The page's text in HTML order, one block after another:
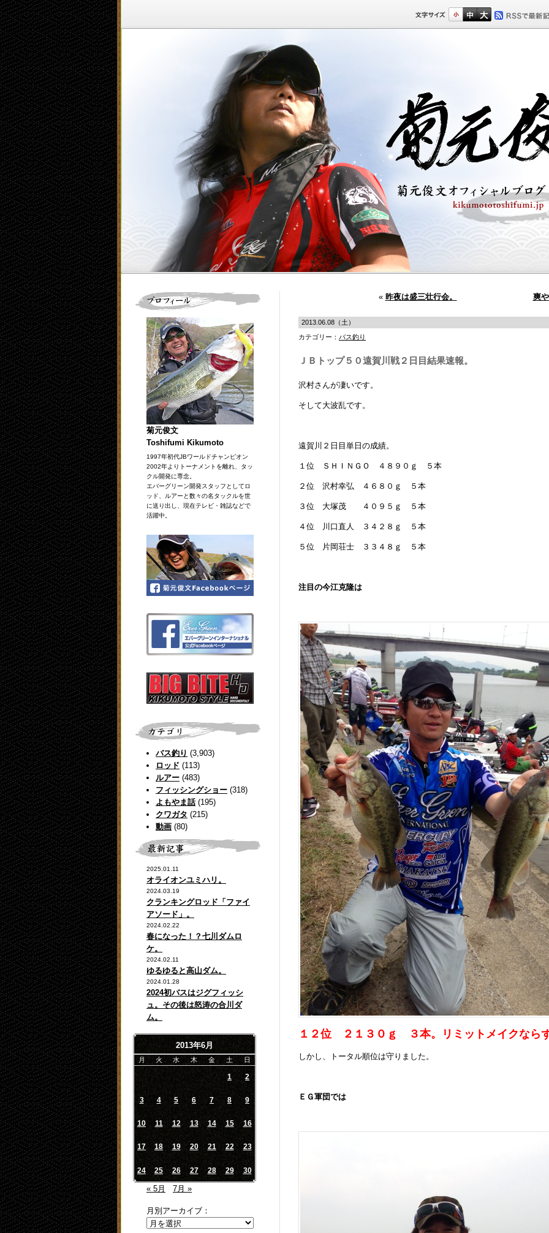
菊元俊文
Toshifumi Kikumoto
1997年初代JBワールドチャンピオン
2002年よりトーナメントを離れ、タッ
クル開発に専念。
エバーグリーン開発スタッフとしてロ
ッド、ルアーと数々の名タックルを世
に送り出し、現在テレビ・雑誌などで
活躍中。
バス釣り (3,903)
ロッド (113)
ルアー (483)
フィッシングショー (318)
よもやま話(195)
クワガタ (215)
動画 (80)
2025.01.11
オライオンユミハリ。
2024.03.19
クランキングロッド「ファイ
アソード」。
2024.02.22
春になった！？七川ダムロ
ケ。
2024.02.11
ゆるゆると高山ダム。
2024.01.28
2024初バスはジグフィッシ
ュ。その後は怒涛の合川ダ
ム。
2013年6月
月 火 水 木 金 土 日
1 2
3 4 5 6 7 8 9
10 11 12 13 14 15 16
17 18 19 20 21 22 23
24 25 26 27 28 29 30
« 5月 7月 »
月別アーカイブ：
« 昨夜は盛三壮行会。 爽
2013.06.08（土）
カテゴリー： バス釣り
ＪＢトップ５０遠賀川戦２日目結果速報。
沢村さんが凄いです。
そして大波乱です。
遠賀川２日目単日の成績。
１位 ＳＨＩＮＧＯ ４８９０ｇ ５本
２位 沢村幸弘 ４６８０ｇ ５本
３位 大塚茂 ４０９５ｇ ５本
４位 川口直人 ３４２８ｇ ５本
５位 片岡荘士 ３３４８ｇ ５本
注目の今江克隆は
１２位 ２１３０ｇ ３本。リミットメイクなら
しかし、トータル順位は守りました。
ＥＧ軍団では